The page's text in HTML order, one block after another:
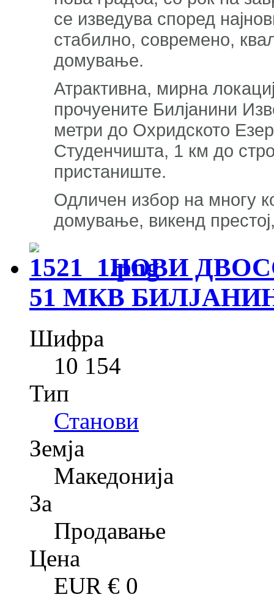
се изведува според
стабилно, современо,
домување.
Атрактивна, мирна
прочуените Билјанини
метри до Охридското
Студенчишта, 1 км до
пристаниште.
Одличен избор на многу
домување, викенд
НОВИ
51 МКВ
Шифра
10 154
Тип
Станови
Земја
Македонија
За
Продавање
Цена
EUR € 0